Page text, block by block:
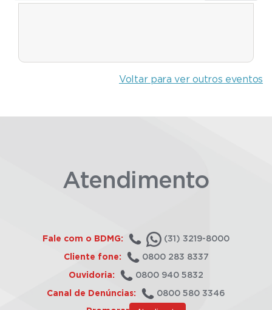
Voltar para ver outros eventos
Atendimento
Fale com o BDMG: (31) 3219-8000
Cliente fone: 0800 283 8337
Ouvidoria: 0800 940 5832
Canal de Denúncias: 0800 580 3346